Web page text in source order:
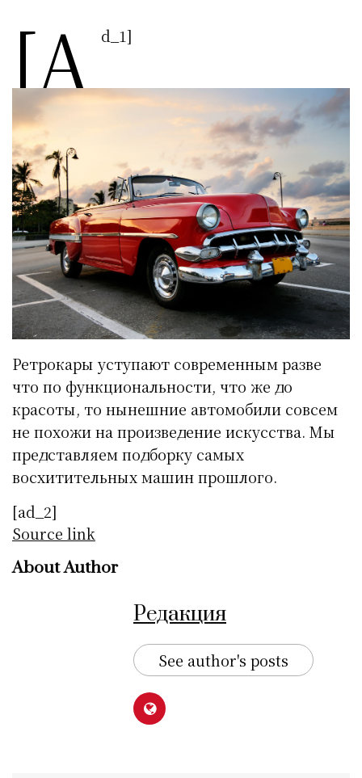
[a d_1]
Ретрокары уступают современным разве
что по функциональности, что же до
красоты, то нынешние автомобили совсем
не похожи на произведение искусства. Мы
представляем подборку самых
восхитительных машин прошлого.
[ad_2]
Source link
About Author
Редакция
See author's posts